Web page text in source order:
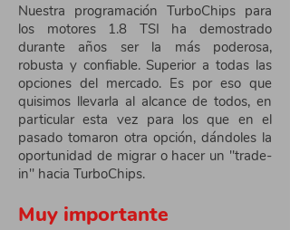
Nuestra programación TurboChips para
los motores 1.8 TSI ha demostrado
durante años ser la más poderosa,
robusta y confiable. Superior a todas las
opciones del mercado. Es por eso que
quisimos llevarla al alcance de todos, en
particular esta vez para los que en el
pasado tomaron otra opción, dándoles la
oportunidad de migrar o hacer un "trade-
in" hacia TurboChips.
Muy importante